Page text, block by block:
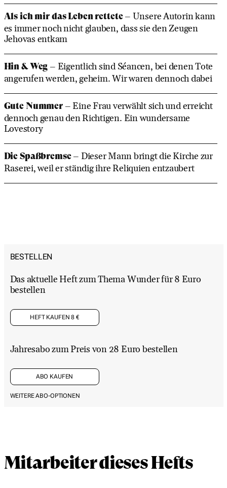
BESTELLEN
Das aktuelle Heft zum Thema Wunder für 8 Euro
bestellen
HEFT KAUFEN 8 €
Jahresabo zum Preis von 28 Euro bestellen
ABO KAUFEN
WEITERE ABO-OPTIONEN
Als ich mir das Leben rettete– Unsere Autorin kann
es immer noch nicht glauben, dass sie den Zeugen
Jehovas entkam
Hin & Weg – Eigentlich sind Séancen, bei denen Tote
angerufen werden, geheim. Wir waren dennoch dabei
Gute Nummer– Eine Frau verwählt sich und erreicht
dennoch genau den Richtigen. Ein wundersame
Lovestory
Die Spaßbremse– Dieser Mann bringt die Kirche zur
Raserei, weil er ständig ihre Reliquien entzaubert
Mitarbeiter dieses Hefts